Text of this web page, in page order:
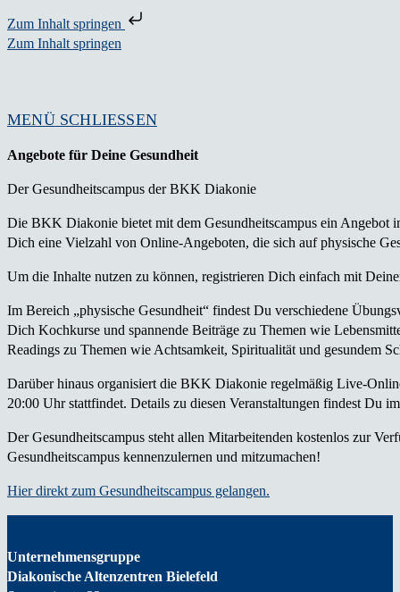
Zum Inhalt springen
Zum Inhalt springen
MENÜ SCHLIESSEN
Angebote für Deine Gesundheit
Der Gesundheitscampus der BKK Diakonie
Die BKK Diakonie bietet mit dem Gesundheitscampus ein Angebot
Dich eine Vielzahl von Online-Angeboten, die sich auf physische
Um die Inhalte nutzen zu können, registrieren Dich einfach mit
Im Bereich „physische Gesundheit“ findest Du verschiedene
Dich Kochkurse und spannende Beiträge zu Themen wie
Readings zu Themen wie Achtsamkeit, Spiritualität und gesundem
Darüber hinaus organisiert die BKK Diakonie regelmäßig Live-
20:00 Uhr stattfindet. Details zu diesen Veranstaltungen findest Du
Der Gesundheitscampus steht allen Mitarbeitenden kostenlos zur
Gesundheitscampus kennenzulernen und mitzumachen!
Hier direkt zum Gesundheitscampus gelangen.
Unternehmensgruppe
Diakonische Altenzentren Bielefeld